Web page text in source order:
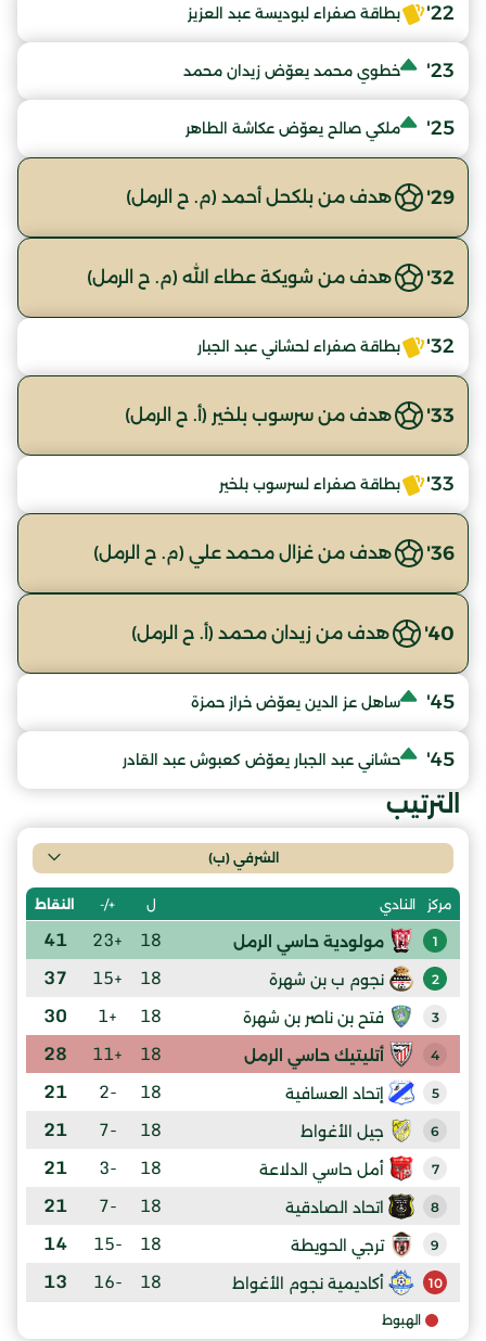
22' بطاقة صفراء لبوديسة عبد العزيز
23' خطوي محمد يعوّض زيدان محمد
25' ملكي صالح يعوّض عكاشة الطاهر
29' هدف من بلكحل أحمد (م. ح الرمل)
32' هدف من شويكة عطاء الله (م. ح الرمل)
32' بطاقة صفراء لحشاني عبد الجبار
33' هدف من سرسوب بلخير (أ. ح الرمل)
33' بطاقة صفراء لسرسوب بلخير
36' هدف من غزال محمد علي (م. ح الرمل)
40' هدف من زيدان محمد (أ. ح الرمل)
45' ساهل عز الدين يعوّض خراز حمزة
45' حشاني عبد الجبار يعوّض كعبوش عبد القادر
الترتيب
الشرفي (ب)
مركز النادي ل +/- النقاط
1 مولودية حاسي الرمل 18
+23
41
2 نجوم ب بن شهرة 18
+15
37
3 فتح بن ناصر بن شهرة 18
+1
30
4 أتليتيك حاسي الرمل 18
+11
28
5 إتحاد العسافية 18
-2
21
6 جيل الأغواط 18
-7
21
7 أمل حاسي الدلاعة 18
-3
21
8 اتحاد الصادقية 18
-7
21
9 ترجي الحويطة 18
-15
14
10 أكاديمية نجوم الأغواط 18
-16
13
الهبوط